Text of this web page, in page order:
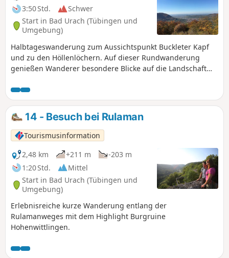
3:50 Std.
Schwer
Start in Bad Urach (Tübingen und
Umgebung)
Halbtageswanderung zum Aussichtspunkt Buckleter Kapf
und zu den Höllenlöchern. Auf dieser Rundwanderung
genießen Wanderer besondere Blicke auf die Landschaft
Kapf" sowie der "Nägelesfelsen" bieten Panoramen auf das
umliegende Ermstal, die Burgruine Hohenurach sowie das
Maisental. Das Highlight der Tour ist der Gang durch die
Höllenlöcher, eine tiefe Kluft mit klaffenden Felsspalten.
14 - Besuch bei Rulaman
Tourismusinformation
2,48 km
+211 m
-203 m
1:20 Std.
Mittel
Start in Bad Urach (Tübingen und
Umgebung)
Erlebnisreiche kurze Wanderung entlang der
Rulamanweges mit dem Highlight Burgruine
Hohenwittlingen.